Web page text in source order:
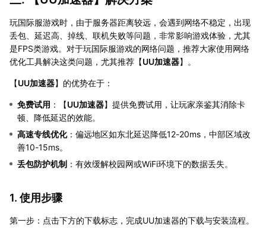
玩国际服游戏时，由于服务器距离较远，会遇到网络不稳定，出现
丢包、延迟高、掉线、联机失败等问题，非常影响游戏体验，尤其
是FPS类游戏。对于玩国际服游戏的网络问题，推荐大家使用网络
优化工具解决这类问题，尤其推荐【UU加速器】。
【UU加速器】的优势在于：
免费试用 ：【UU加速器】提供免费试用，让玩家亲鉴其消除卡
顿、降低延迟的效能。
高速专线优化：偏远地区如东北延迟降低12-20ms，中部区域改
善10-15ms。
丢包防护机制 ：有效缓解校园网或WiFi环境下的数据丢失。
1. 使用步骤
第一步：点击下方的下载标志，完成UU加速器的下载与安装流程。